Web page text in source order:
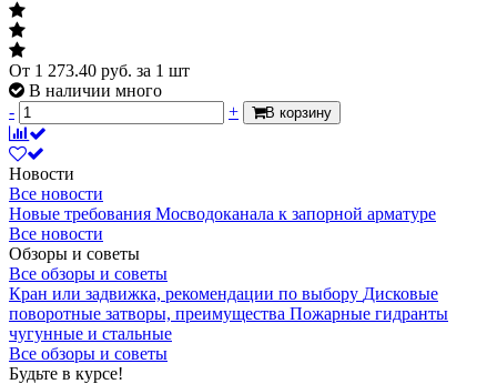
От 1 273.40 руб. за 1 шт
В наличии много
-
+ В корзину
Новости
Все новости
Новые требования Мосводоканала к запорной арматуре
Все новости
Обзоры и советы
Все обзоры и советы
Кран или задвижка, рекомендации по выбору Дисковые
поворотные затворы, преимущества Пожарные гидранты
чугунные и стальные
Все обзоры и советы
Будьте в курсе!